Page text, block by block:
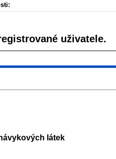
uživatele.
látek